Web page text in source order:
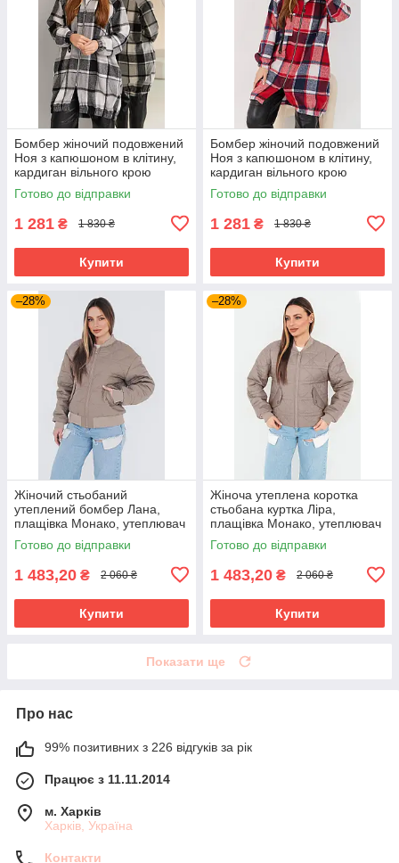
Бомбер жіночий подовжений
Ноя з капюшоном в клітину,
кардиган вільного крою
великих розмірів сірий
Готово до відправки
1 281 ₴ 1 830 ₴
Купити
Бомбер жіночий подовжений
Ноя з капюшоном в клітину,
кардиган вільного крою
великих розмірів червоний
Готово до відправки
1 281 ₴ 1 830 ₴
Купити
–28%
Жіночий стьобаний
утеплений бомбер Лана,
плащівка Монако, утеплювач
Тінсулейт 120 бежевий
Готово до відправки
1 483,20 ₴ 2 060 ₴
Купити
–28%
Жіноча утеплена коротка
стьобана куртка Ліра,
плащівка Монако, утеплювач
Тінсулейт 120 бежева
Готово до відправки
1 483,20 ₴ 2 060 ₴
Купити
Показати ще
Про нас
99% позитивних з 226 відгуків за рік
Працює з 11.11.2014
м. Харків
Харків, Україна
Контакти